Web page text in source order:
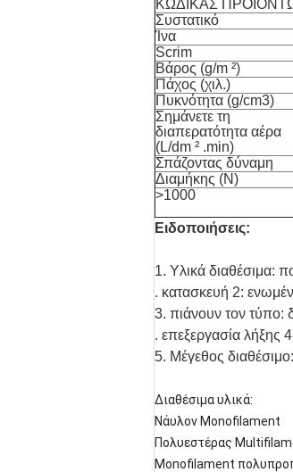
ΚΩΔΙΚΑΣ
Συστατικό
Ίνα
Scrim
Βάρος (g/m ²)
Πάχος (χιλ.)
Πυκνότητα (g/cm3)
Σημάνετε τη
διαπερατότητα αέρα
(L/dm ² .min)
Σπάζοντας δύναμη
Διαμήκης (Ν)
>1000
Ειδοποιήσεις:
1. Υλικά διαθέσιμα:
. κατασκευή 2:
3. πιάνουν τον τύπο:
. επεξεργασία λήξης
5. Μέγεθος
Διαθέσιμα υλικά:
Νάυλον Monofilament
Πολυεστέρας
Monofilament